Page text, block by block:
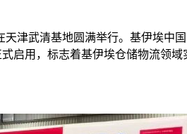
津武清基地圆满举行。基伊埃中
用，标志着基伊埃仓储物流领域